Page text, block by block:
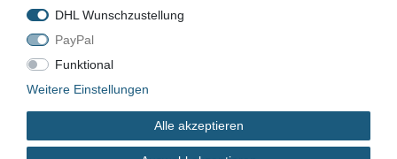
1.495,00 € *
DHL Wunschzustellung
PayPal
Funktional
Weitere Einstellungen
Alle akzeptieren